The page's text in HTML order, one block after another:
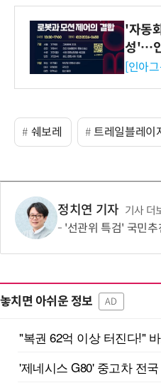
'자동
성'…
시 세
[인아
쉐보레 트레일블레이
정치연 기자 기사 더
'선관위 특검' 국민추천위 첫
놓치면 아쉬운 정보 AD